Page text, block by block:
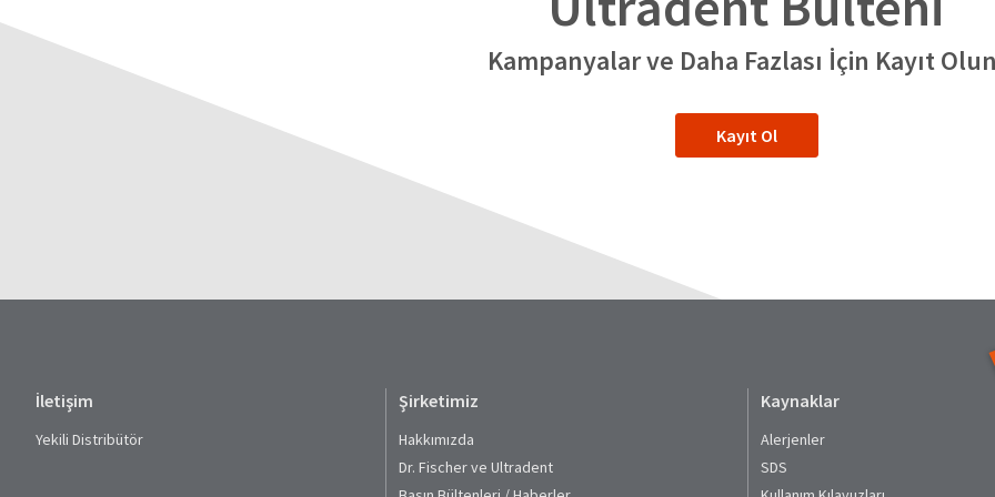
Kampanyalar ve Daha Fazlası İçin Kayıt
Kayıt Ol
İletişim
Yekili Distribütör
Şirketimiz
Hakkımızda
Dr. Fischer ve Ultradent
Kaynaklar
Alerjenler
SDS